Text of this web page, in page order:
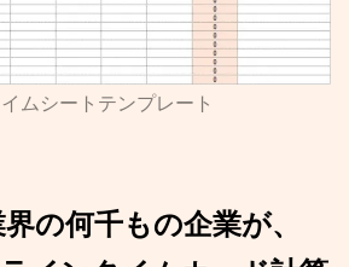
ムシートテンプレート
の何千もの企業が、